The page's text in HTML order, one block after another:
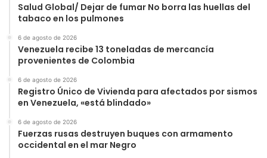
Salud Global/ Dejar de fumar No borra las huellas del
tabaco en los pulmones
6 de agosto de 2026
Venezuela recibe 13 toneladas de mercancía
provenientes de Colombia
6 de agosto de 2026
Registro Único de Vivienda para afectados por sismos
en Venezuela, «está blindado»
6 de agosto de 2026
Fuerzas rusas destruyen buques con armamento
occidental en el mar Negro